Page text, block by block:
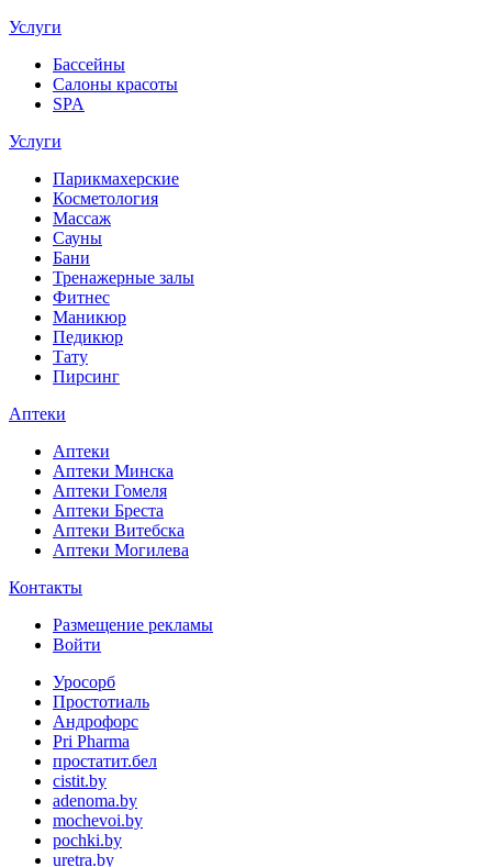
Услуги
Бассейны
Салоны красоты
SPA
Услуги
Парикмахерские
Косметология
Массаж
Сауны
Бани
Тренажерные залы
Фитнес
Маникюр
Педикюр
Тату
Пирсинг
Аптеки
Аптеки
Аптеки Минска
Аптеки Гомеля
Аптеки Бреста
Аптеки Витебска
Аптеки Могилева
Контакты
Размещение рекламы
Войти
Уросорб
Простотиаль
Андрофорс
Pri Pharma
простатит.бел
cistit.by
adenoma.by
mochevoi.by
pochki.by
uretra.by